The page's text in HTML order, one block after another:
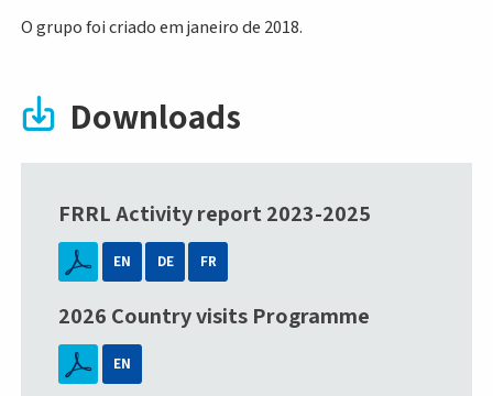
O grupo foi criado em janeiro de 2018.
Downloads
FRRL Activity report 2023-2025
EN DE FR
2026 Country visits Programme
EN